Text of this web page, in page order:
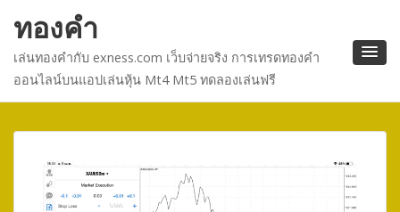
ทองคำ
เล่นทองคำกับ exness.com เว็บจ่ายจริง การเทรดทองคำ
ออนไลน์บนแอปเล่นหุ้น Mt4 Mt5 ทดลองเล่นฟรี